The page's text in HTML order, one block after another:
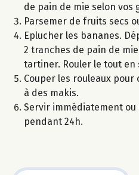
de pain de mie selon vos
Parsemer de fruits secs
Eplucher les bananes.
2 tranches de pain de
tartiner. Rouler le tout en
Couper les rouleaux
à des makis.
Servir immédiatement
pendant 24h.